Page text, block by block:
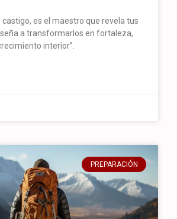
castigo, es el maestro que revela tus
a transformarlos en fortaleza,
interior”.
PREPARACIÓN